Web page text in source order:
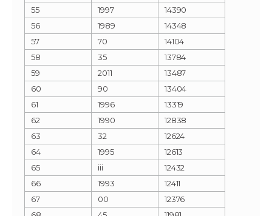
55
1997
14390
56
1989
14348
57
70
14104
58
35
13784
59
2011
13487
60
90
13404
61
1996
13319
62
1990
12838
63
32
12624
64
1995
12613
65
iii
12432
66
1993
12411
67
00
12376